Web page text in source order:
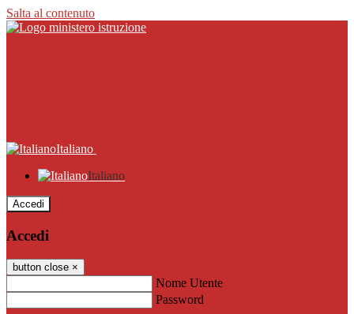
Salta al contenuto
Italiano
Italiano
Accedi
Accedi
button close ×
Nome Utente
Password